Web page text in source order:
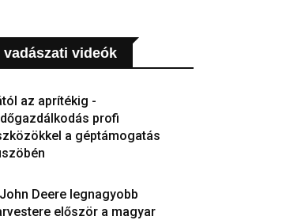
vadászati videók
az aprítékig -
profi
a géptámogatás
Deere legnagyobb
először a magyar